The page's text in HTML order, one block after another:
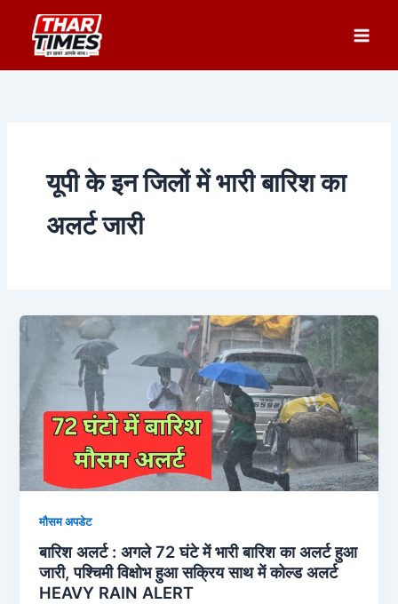
content
यूपी के इन जिलों में भारी बारिश का
अलर्ट जारी
मौसम अपडेट
बारिश अलर्ट : अगले 72 घंटे में भारी बारिश का अलर्ट हुआ
जारी, पश्चिमी विक्षोभ हुआ सक्रिय साथ में कोल्ड अलर्ट
HEAVY RAIN ALERT